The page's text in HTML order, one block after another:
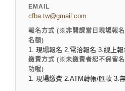
EMAIL
cfba.tw@gmail.com
報名方式 (※非開課當日現場報
名額)
1. 現場報名 2.電洽報名 3.線上報
繳費方式 (※未繳費者恕不保留
功喔)
1. 現場繳費 2.ATM轉帳/匯款 3.